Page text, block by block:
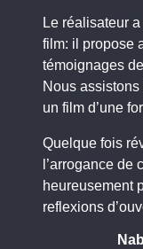
Le réalisateur
film: il propose
témoignages
Nous
un film d’une
Quelque fois
l’arrogance de
heureusement
reflexions